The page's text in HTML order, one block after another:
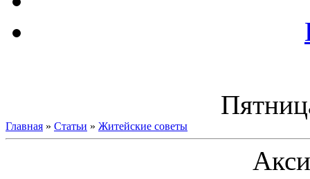
Главная » Статьи » Житейские советы